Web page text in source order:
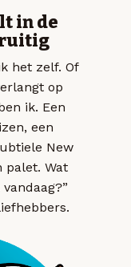
in de
het zelf. Of
op
ik. Een
een
New
palet. Wat